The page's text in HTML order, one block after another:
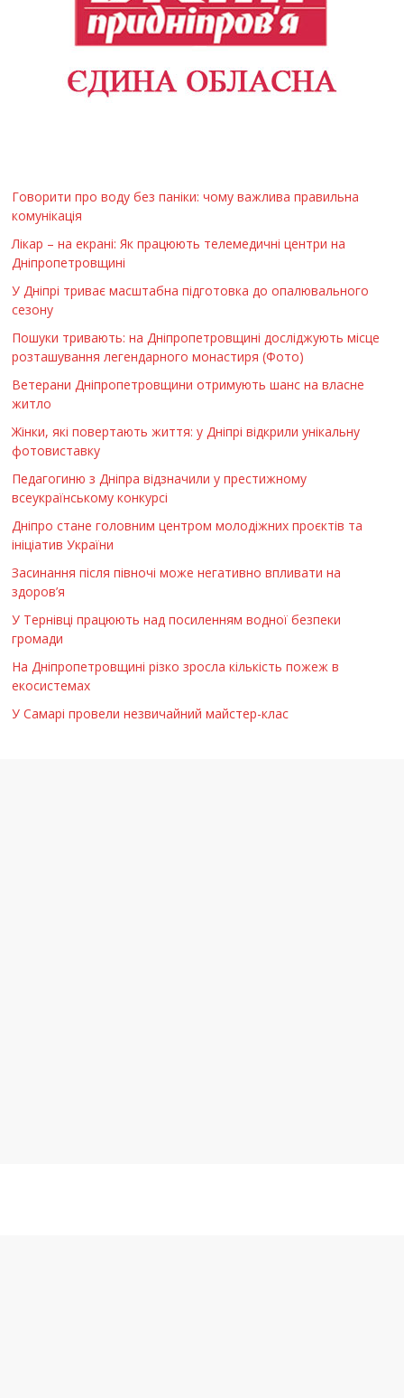
Говорити про воду без паніки: чому важлива правильна
комунікація
Лікар – на екрані: Як працюють телемедичні центри на
Дніпропетровщині
У Дніпрі триває масштабна підготовка до опалювального
сезону
Пошуки тривають: на Дніпропетровщині досліджують місце
розташування легендарного монастиря (Фото)
Ветерани Дніпропетровщини отримують шанс на власне
житло
Жінки, які повертають життя: у Дніпрі відкрили унікальну
фотовиставку
Педагогиню з Дніпра відзначили у престижному
всеукраїнському конкурсі
Дніпро стане головним центром молодіжних проєктів та
ініціатив України
Засинання після півночі може негативно впливати на
здоров’я
У Тернівці працюють над посиленням водної безпеки
громади
На Дніпропетровщині різко зросла кількість пожеж в
екосистемах
У Самарі провели незвичайний майстер-клас